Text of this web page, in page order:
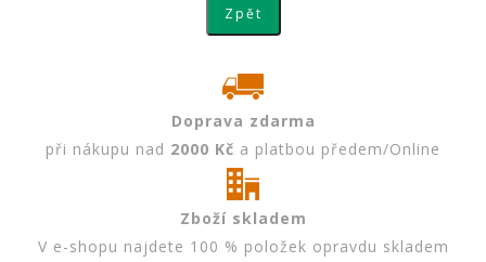
Doprava zdarma
při nákupu nad 2000 Kč a platbou předem/Online
Zboží skladem
V e-shopu najdete 100 % položek opravdu skladem